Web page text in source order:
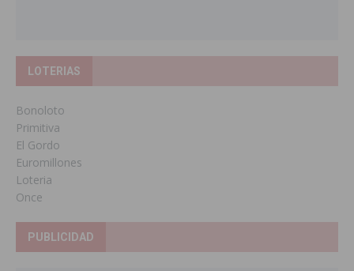
LOTERIAS
Bonoloto
Primitiva
El Gordo
Euromillones
Loteria
Once
PUBLICIDAD